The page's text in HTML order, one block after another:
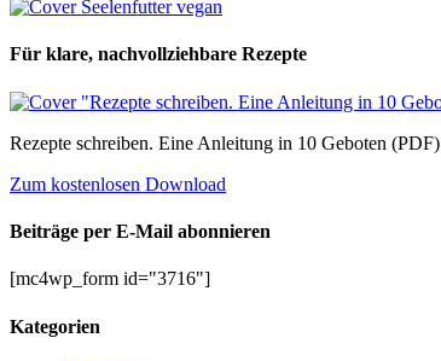
Für klare, nachvollziehbare Rezepte
Rezepte schreiben. Eine Anleitung in 10 Geboten (PDF)
Zum kostenlosen Download
Beiträge per E-Mail abonnieren
[mc4wp_form id="3716"]
Kategorien